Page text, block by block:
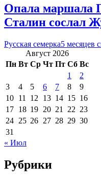
Опала маршала
Сталин сослал
Русская семерка5 месяцев
Август 2026
Пн Вт Ср Чт Пт Сб Вс
1
2
3
4 5 6 7 8
9
10 11 12 13 14 15 16
17 18 19 20 21 22 23
24 25 26 27 28 29 30
31
« Июл
Рубрики